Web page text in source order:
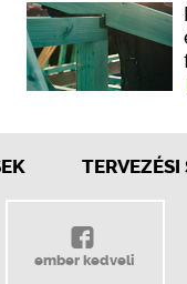
TERVEZÉSI
ember kedveli